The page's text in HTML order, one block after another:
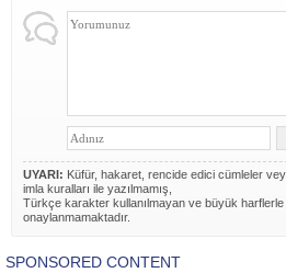
UYARI: Küfür, hakaret, rencide edici cümleler
imla kuralları ile yazılmamış,
Türkçe karakter kullanılmayan ve büyük harflerle
onaylanmamaktadır.